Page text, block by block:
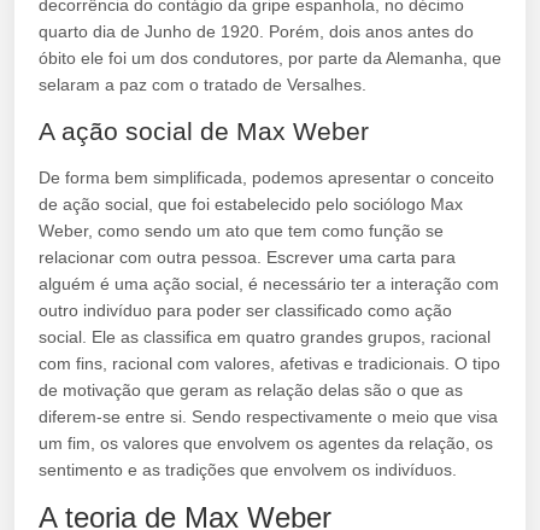
decorrência do contágio da gripe espanhola, no décimo
quarto dia de Junho de 1920. Porém, dois anos antes do
óbito ele foi um dos condutores, por parte da Alemanha, que
selaram a paz com o tratado de Versalhes.
A ação social de Max Weber
De forma bem simplificada, podemos apresentar o conceito
de ação social, que foi estabelecido pelo sociólogo Max
Weber, como sendo um ato que tem como função se
relacionar com outra pessoa. Escrever uma carta para
alguém é uma ação social, é necessário ter a interação com
outro indivíduo para poder ser classificado como ação
social. Ele as classifica em quatro grandes grupos, racional
com fins, racional com valores, afetivas e tradicionais. O tipo
de motivação que geram as relação delas são o que as
diferem-se entre si. Sendo respectivamente o meio que visa
um fim, os valores que envolvem os agentes da relação, os
sentimento e as tradições que envolvem os indivíduos.
A teoria de Max Weber